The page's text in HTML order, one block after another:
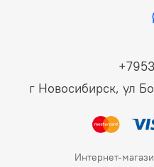
г Новосибирск, ул
Интернет-